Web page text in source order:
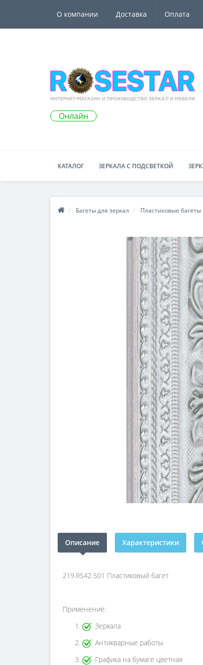
О компании Доставка Оплата
Онлайн
КАТАЛОГ ЗЕРКАЛА С ПОДСВЕТКОЙ
Багеты для зеркал Пластиковые багеты
Описание Характеристики
219.RS42.501 Пластиковый багет
Применение:
Зеркала
Антикварные работы
Графика на бумаге цветная